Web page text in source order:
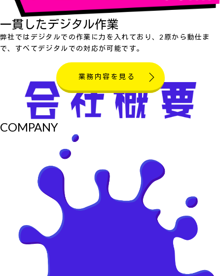
一貫したデジタル作業
弊社ではデジタルでの作業に力を入れており、2原から動仕ま
で、すべてデジタルでの対応が可能です。
業務内容を見る
COMPANY